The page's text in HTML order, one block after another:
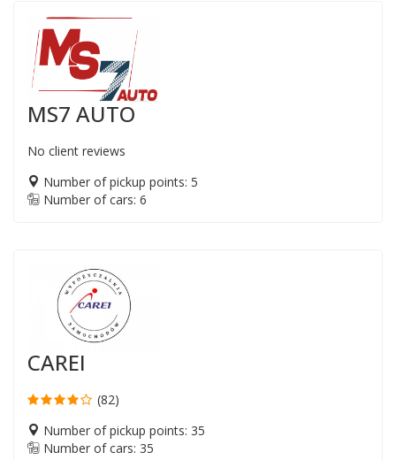
MS7 AUTO
No client reviews
Number of pickup points: 5
Number of cars: 6
CAREI
(82)
Number of pickup points: 35
Number of cars: 35